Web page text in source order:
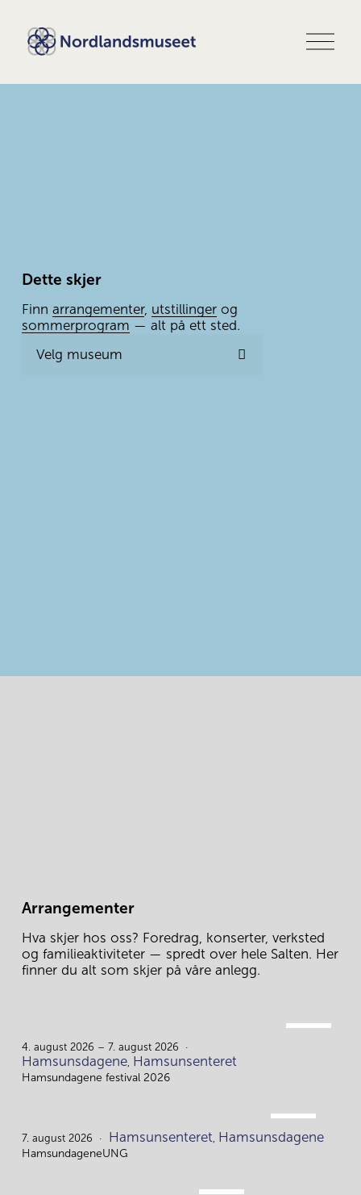
Å
p
e
Dette skjer
Finn arrangementer, utstillinger
sommerprogram — alt på ett sted.
Velg museum
Arrangementer
Hva skjer hos oss? Foredrag, konserter, verksted
og familieaktiviteter — spredt over hele Salten. Her
finner du alt som skjer på våre anlegg.
4. august 2026 – 7. august 2026
Hamsunsdagene, Hamsunsenteret
Hamsundagene festival 2026
7.
7. august 2026 Hamsunsenteret, Hamsunsdagene
HamsundageneUNG